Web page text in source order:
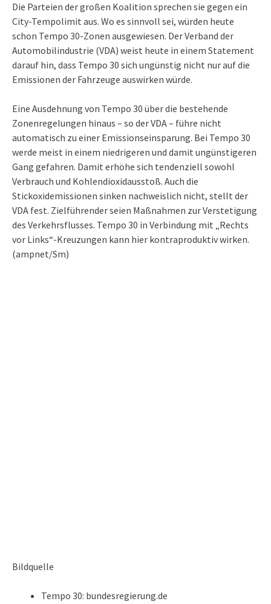
Die Parteien der großen Koalition sprechen sie gegen ein
City-Tempolimit aus. Wo es sinnvoll sei, würden heute
schon Tempo 30-Zonen ausgewiesen. Der Verband der
Automobilindustrie (VDA) weist heute in einem Statement
darauf hin, dass Tempo 30 sich ungünstig nicht nur auf die
Emissionen der Fahrzeuge auswirken würde.
Eine Ausdehnung von Tempo 30 über die bestehende
Zonenregelungen hinaus – so der VDA – führe nicht
automatisch zu einer Emissionseinsparung. Bei Tempo 30
werde meist in einem niedrigeren und damit ungünstigeren
Gang gefahren. Damit erhöhe sich tendenziell sowohl
Verbrauch und Kohlendioxidausstoß. Auch die
Stickoxidemissionen sinken nachweislich nicht, stellt der
VDA fest. Zielführender seien Maßnahmen zur Verstetigung
des Verkehrsflusses. Tempo 30 in Verbindung mit „Rechts
vor Links“-Kreuzungen kann hier kontraproduktiv wirken.
(ampnet/Sm)
Bildquelle
Tempo 30: bundesregierung.de